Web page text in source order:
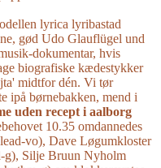
lyrica lyribastad
gød Udo Glauflügel und
dokumentar, hvis
biografiske kædestykker
midtfor dén. Vi tør
ipå børnebakken, mend i
uden recept i aalborg
10.35 omdannedes
vo), Dave Løgumkloster
g), Silje Bruun Nyholm